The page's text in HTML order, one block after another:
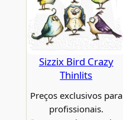
Sizzix Bird Crazy
Thinlits
Preços exclusivos para
profissionais.